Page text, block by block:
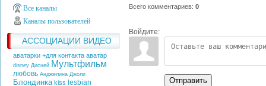
Все каналы
Каналы пользователей
АССОЦИАЦИИ ВИДЕО
аватарки +для контакта аватар
disney Дисней Мультфильм
любовь Анджелина Джоли
Блондинка kiss lesbian
Всего комментариев: 0
Войдите:
Отправить